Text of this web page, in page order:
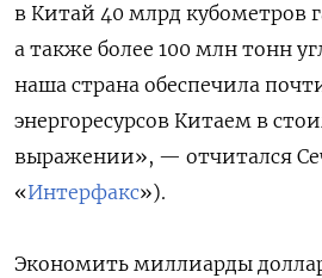
в Китай 40 млрд кубометров
а также более 100 млн тонн
наша страна обеспечила
энергоресурсов Китаем в
выражении», — отчитался
«Интерфакс»).
Экономить миллиарды